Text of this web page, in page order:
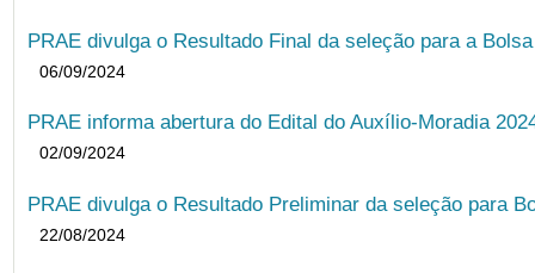
PRAE divulga o Resultado Final da seleção para a
06/09/2024
PRAE informa abertura do Edital do Auxílio-Moradia
02/09/2024
PRAE divulga o Resultado Preliminar da seleção para
22/08/2024